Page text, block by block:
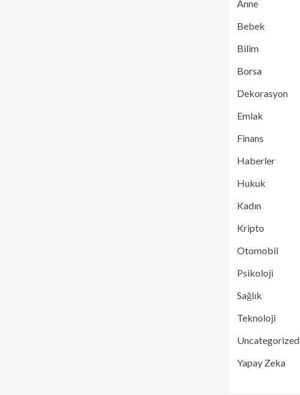
Anne
Bebek
Bilim
Borsa
Dekorasyon
Emlak
Finans
Haberler
Hukuk
Kadın
Kripto
Otomobil
Psikoloji
Sağlık
Teknoloji
Uncategorized
Yapay Zeka